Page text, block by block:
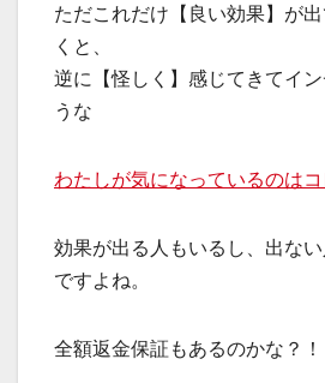
ただこれだけ【良い効果】が
くと、
逆に【怪しく】感じてきてイ
うな
わたしが気になっているのはコ
効果が出る人もいるし、出な
ですよね。
全額返金保証もあるのかな？！